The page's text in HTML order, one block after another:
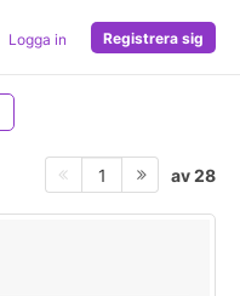
Logga in Registrera sig
1 av 28